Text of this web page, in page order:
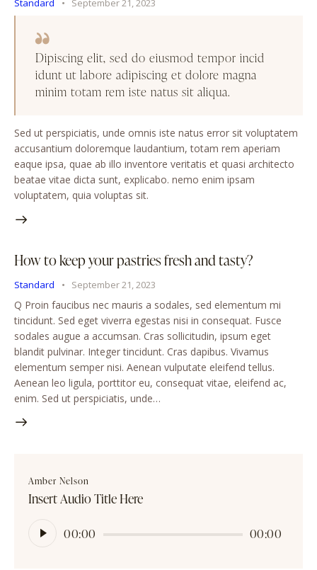
Standard September 21, 2023
Dipiscing elit, sed do eiusmod tempor incid
idunt ut labore adipiscing et dolore magna
minim totam rem iste natus sit aliqua.
Sed ut perspiciatis, unde omnis iste natus error sit voluptatem
accusantium doloremque laudantium, totam rem aperiam
eaque ipsa, quae ab illo inventore veritatis et quasi architecto
beatae vitae dicta sunt, explicabo. nemo enim ipsam
voluptatem, quia voluptas sit.
How to keep your pastries fresh and tasty?
Standard September 21, 2023
Q Proin faucibus nec mauris a sodales, sed elementum mi
tincidunt. Sed eget viverra egestas nisi in consequat. Fusce
sodales augue a accumsan. Cras sollicitudin, ipsum eget
blandit pulvinar. Integer tincidunt. Cras dapibus. Vivamus
elementum semper nisi. Aenean vulputate eleifend tellus.
Aenean leo ligula, porttitor eu, consequat vitae, eleifend ac,
enim. Sed ut perspiciatis, unde…
Amber Nelson
Insert Audio Title Here
Player
00:00 00:00